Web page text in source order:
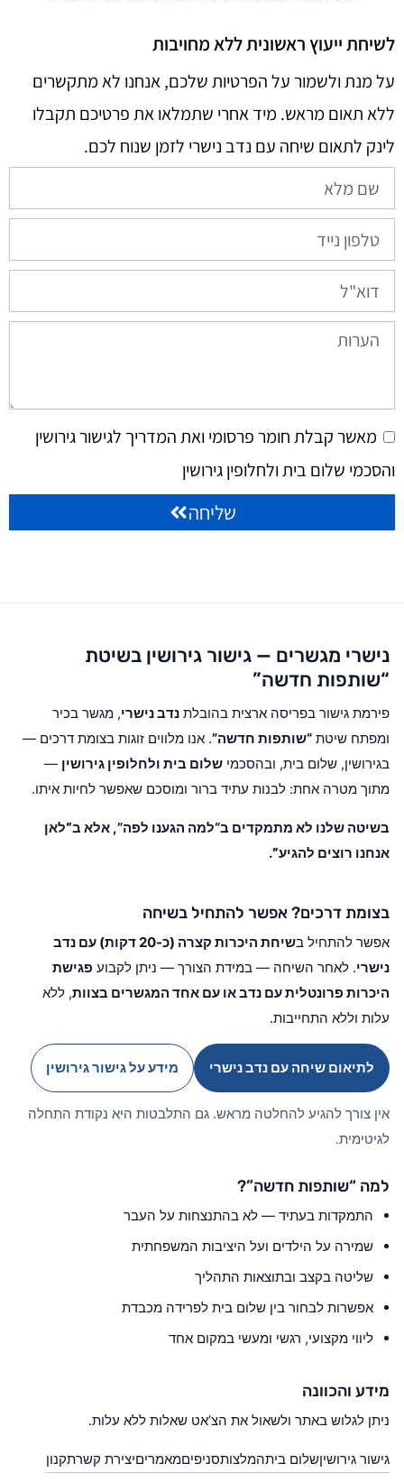
לשיחת ייעוץ ראשונית ללא מחויבות
על מנת ולשמור על הפרטיות שלכם, אנחנו לא מתקשרים
ללא תאום מראש. מיד אחרי שתמלאו את פרטיכם תקבלו
לינק לתאום שיחה עם נדב נישרי לזמן שנוח לכם.​
מאשר קבלת חומר פרסומי ואת המדריך לגישור גירושין
והסכמי שלום בית ולחלופין גירושין
שליחה
נישרי מגשרים — גישור גירושין בשיטת
“שותפות חדשה”
פירמת גישור בפריסה ארצית בהובלת נדב נישרי, מגשר בכיר
ומפתח שיטת “שותפות חדשה”. אנו מלווים זוגות בצומת דרכים —
בגירושין, שלום בית, ובהסכמי שלום בית ולחלופין גירושין —
מתוך מטרה אחת: לבנות עתיד ברור ומוסכם שאפשר לחיות איתו.
בשיטה שלנו לא מתמקדים ב“למה הגענו לפה”, אלא ב“לאן
אנחנו רוצים להגיע”.
בצומת דרכים? אפשר להתחיל בשיחה
אפשר להתחיל ב
שיחת היכרות קצרה (כ-20 דקות) עם נדב
נישרי. לאחר השיחה — במידת הצורך — ניתן לקבוע פגישת
היכרות פרונטלית עם נדב או עם אחד המגשרים בצוות, ללא
עלות וללא התחייבות.
לתיאום שיחה עם נדב נישרי מידע על גישור גירושין
אין צורך להגיע להחלטה מראש. גם התלבטות היא נקודת התחלה
לגיטימית.
למה “שותפות חדשה”?
התמקדות בעתיד — לא בהתנצחות על העבר
שמירה על הילדים ועל היציבות המשפחתית
שליטה בקצב ובתוצאות התהליך
אפשרות לבחור בין שלום בית לפרידה מכבדת
ליווי מקצועי, רגשי ומעשי במקום אחד
מידע והכוונה
ניתן לגלוש באתר ולשאול את הצ’אט שאלות ללא עלות.
גישור גירושיןשלום ביתהמלצותסניפיםמאמריםיצירת קשרתקנון